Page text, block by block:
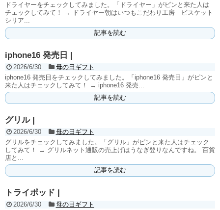
ドライヤーをチェックしてみました。「ドライヤー」がピンと来た人は
チェックしてみて！ → ドライヤー朝はいつもこだわり工房 ビスケット
シリア...
記事を読む
iphone16 発売日 |
2026/6/30
母の日ギフト
iphone16 発売日をチェックしてみました。「iphone16 発売日」がピンと
来た人はチェックしてみて！ → iphone16 発売...
記事を読む
グリル |
2026/6/30
母の日ギフト
グリルをチェックしてみました。「グリル」がピンと来た人はチェック
してみて！ → グリルネット通販の売上げはうなぎ登りなんですね。 百貨
店と...
記事を読む
トライポッド |
2026/6/30
母の日ギフト